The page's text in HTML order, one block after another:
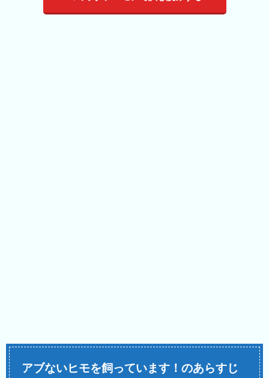
アブないヒモを飼っています！のあらすじ